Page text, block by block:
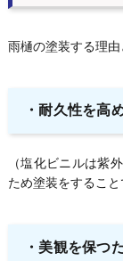
雨樋の塗装する理由
・耐久性を高
（塩化ビニルは紫
ため塗装をするこ
・ 美観を保つ